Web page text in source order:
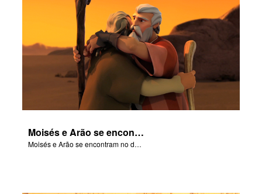
Moisés e Arão se encontram no deserto.
Moisés e Arão se encontram no deserto.